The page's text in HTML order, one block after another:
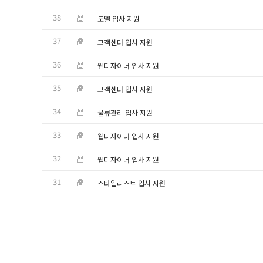
38 모델 입사 지원
37 고객센터 입사 지원
36 웹디자이너 입사 지원
35 고객센터 입사 지원
34 물류관리 입사 지원
33 웹디자이너 입사 지원
32 웹디자이너 입사 지원
31 스타일리스트 입사 지원